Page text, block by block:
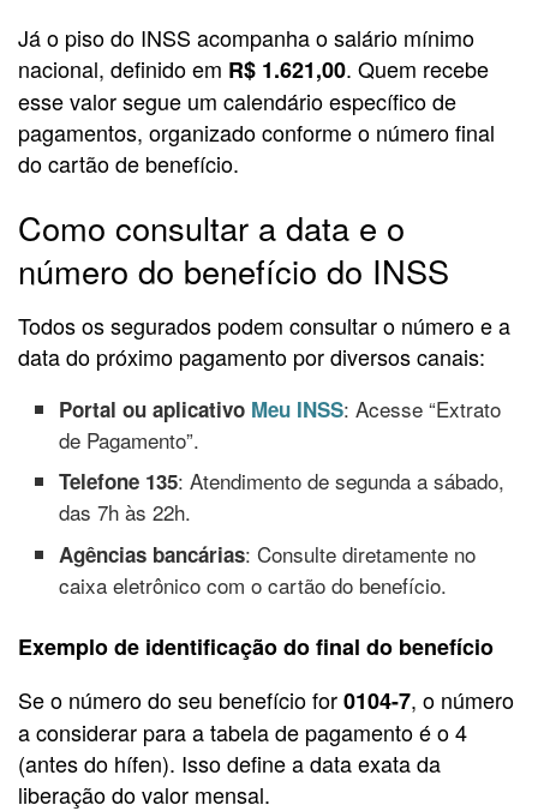
Já o piso do INSS acompanha o salário mínimo
nacional, definido em R$ 1.621,00. Quem recebe
esse valor segue um calendário específico de
pagamentos, organizado conforme o número final
do cartão de benefício.
Como consultar a data e o
número do benefício do INSS
Todos os segurados podem consultar o número e a
data do próximo pagamento por diversos canais:
Portal ou aplicativo Meu INSS: Acesse “Extrato
de Pagamento”.
Telefone 135: Atendimento de segunda a sábado,
das 7h às 22h.
Agências bancárias: Consulte diretamente no
caixa eletrônico com o cartão do benefício.
Exemplo de identificação do final do benefício
Se o número do seu benefício for0104-7, o número
a considerar para a tabela de pagamento é o 4
(antes do hífen). Isso define a data exata da
liberação do valor mensal.